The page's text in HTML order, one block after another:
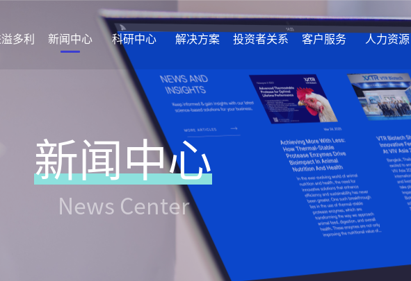
多利 新闻中心 科研中心 解决方案 投资者关系 客户服务 人力资源
新闻中心
News Center